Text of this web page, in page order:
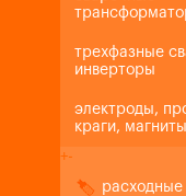
трехфазные
инверторы
электроды,
краги,
+-